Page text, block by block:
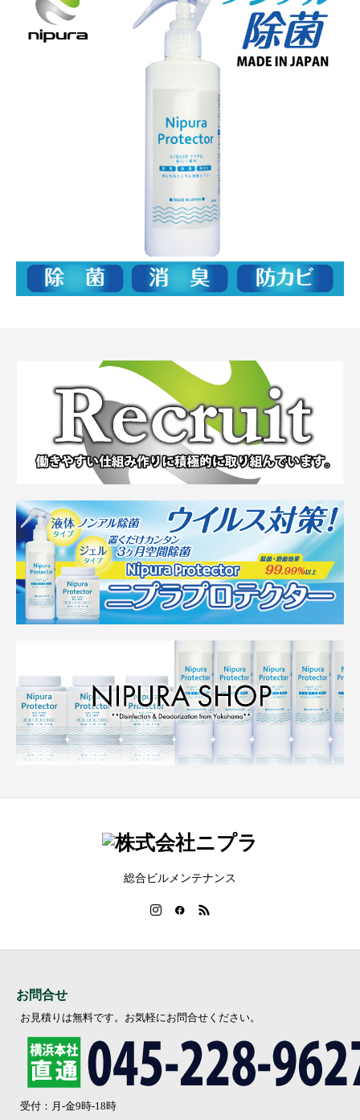
総合ビルメンテナンス
お問合せ
お見積りは無料です。お気軽にお問合せください。
受付：月-金9時-18時